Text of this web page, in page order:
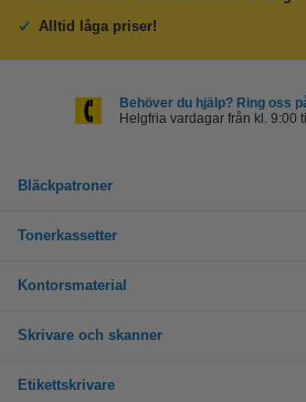
Alltid låga priser!
Behöver du hjälp? Ring oss
Helgfria vardagar från kl. 9:00
Bläckpatroner
Tonerkassetter
Kontorsmaterial
Skrivare och skanner
Etikettskrivare